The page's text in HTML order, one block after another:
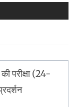
परीक्षा (24-